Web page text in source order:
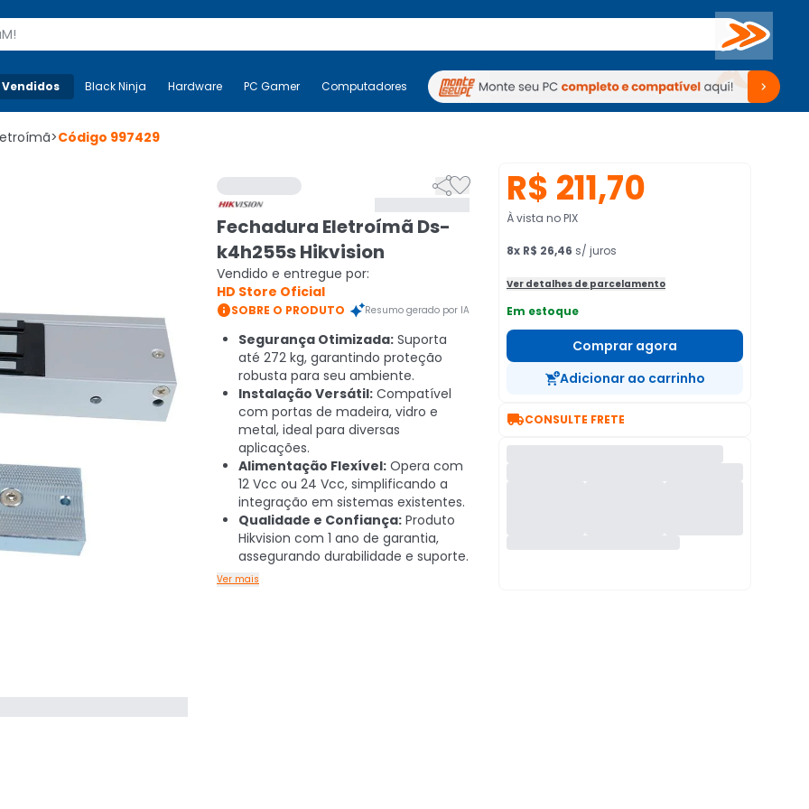
Buscar
Mais-v- Black Ninja Hardware PC Gamer Computadores Periféricos TV Venda no KaBuM!
Black Ninja Hardware PC Gamer Computadores Periféricos TV Venda no KaBuM!
>Código 997429

Fechadura Eletroímã Ds-
k4h255s Hikvision
Vendido e entregue por:
HD Store Oficial
SOBRE O PRODUTO Resumo gerado por IA
Segurança Otimizada: Suporta
até 272 kg, garantindo proteção
robusta para seu ambiente.
Instalação Versátil: Compatível
com portas de madeira, vidro e
metal, ideal para diversas
aplicações.
Alimentação Flexível: Opera com
12 Vcc ou 24 Vcc, simplificando a
integração em sistemas existentes.
Qualidade e Confiança: Produto
Hikvision com 1 ano de garantia,
assegurando durabilidade e suporte.
Ver mais
R$ 211,70
À vista no PIX
8x R$ 26,46 s/ juros
Ver detalhes de parcelamento
Em estoque
Comprar agora
Adicionar ao carrinho
CONSULTE FRETE